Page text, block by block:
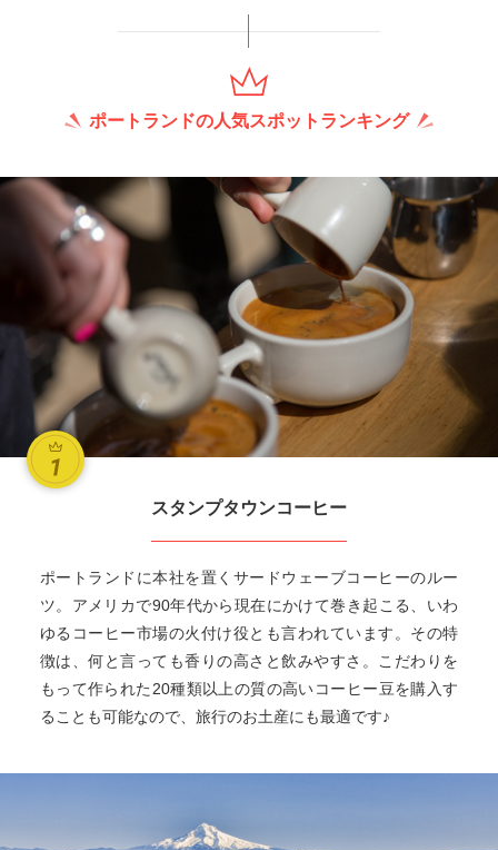
ポートランドの人気スポットランキング
スタンプタウンコーヒー
ポートランドに本社を置くサードウェーブコーヒーのルー
ツ。アメリカで90年代から現在にかけて巻き起こる、いわ
ゆるコーヒー市場の火付け役とも言われています。その特
徴は、何と言っても香りの高さと飲みやすさ。こだわりを
もって作られた20種類以上の質の高いコーヒー豆を購入す
ることも可能なので、旅行のお土産にも最適です♪